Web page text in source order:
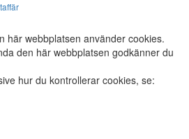
här webbplatsen använder cookies.
den här webbplatsen godkänner du
hur du kontrollerar cookies, se: